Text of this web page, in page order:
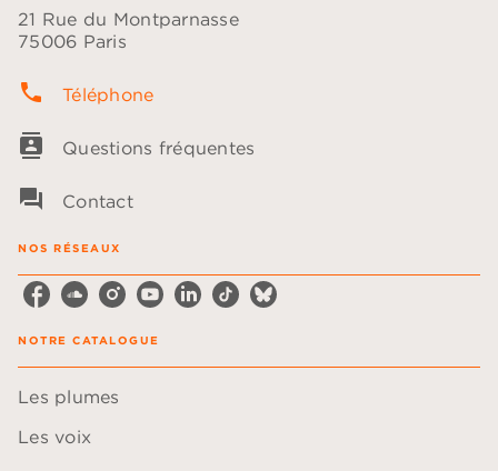
21 Rue du Montparnasse
75006 Paris
phone Téléphone
contacts Questions fréquentes
question_answer Contact
NOS RÉSEAUX
NOTRE CATALOGUE
Les plumes
Les voix